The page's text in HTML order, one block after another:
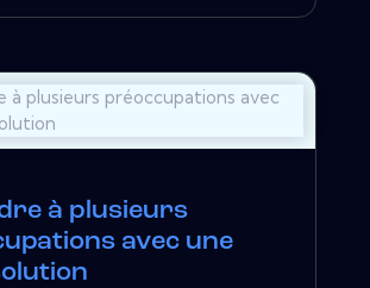
à plusieurs
avec une